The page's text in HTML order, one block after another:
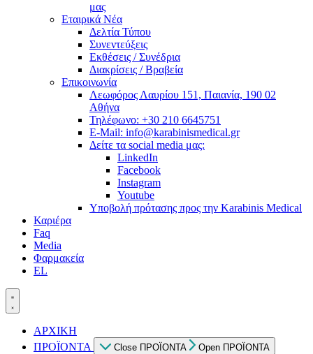
μας
Εταιρικά Νέα
Δελτία Τύπου
Συνεντεύξεις
Εκθέσεις / Συνέδρια
Διακρίσεις / Βραβεία
Επικοινωνία
Λεωφόρος Λαυρίου 151, Παιανία, 190 02
Αθήνα
Τηλέφωνο: +30 210 6645751
E-Mail: info@karabinismedical.gr
Δείτε τα social media μας:
LinkedIn
Facebook
Instagram
Youtube
Υποβολή πρότασης προς την Karabinis Medical
Καριέρα
Faq
Media
Φαρμακεία
EL
ΑΡΧΙΚΗ
ΠΡΟΪΟΝΤΑ
Close ΠΡΟΪΟΝΤΑ Open ΠΡΟΪΟΝΤΑ